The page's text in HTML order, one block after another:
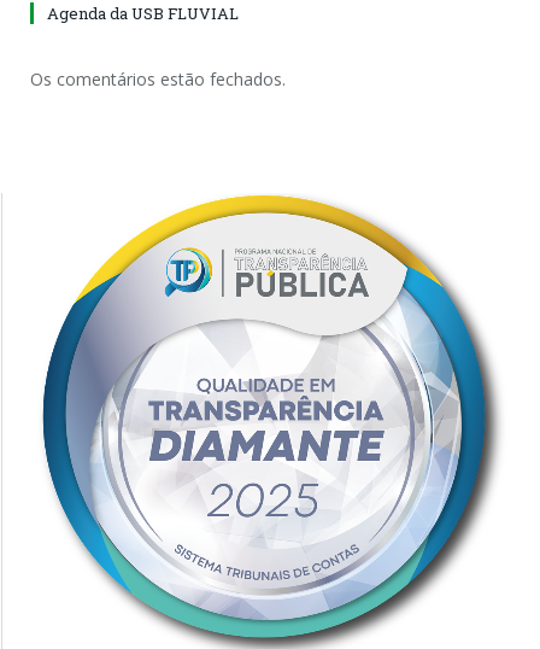
Agenda da USB FLUVIAL
Os comentários estão fechados.